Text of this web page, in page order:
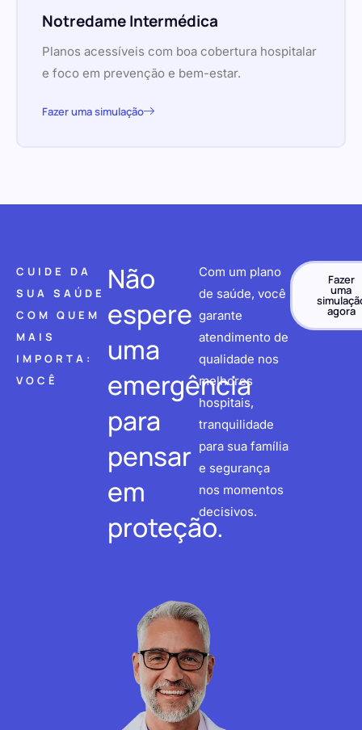
Notredame Intermédica
Planos acessíveis com boa cobertura hospitalar
e foco em prevenção e bem-estar.
Fazer uma simulação
CUIDE DA
SUA SAÚDE
COM QUEM
MAIS
IMPORTA:
VOCÊ
Não
espere
uma
emergência
para
pensar
em
proteção.
Com um plano
de saúde, você
garante
atendimento de
qualidade nos
melhores
hospitais,
tranquilidade
para sua família
e segurança
nos momentos
decisivos.
Fazer
uma
agora